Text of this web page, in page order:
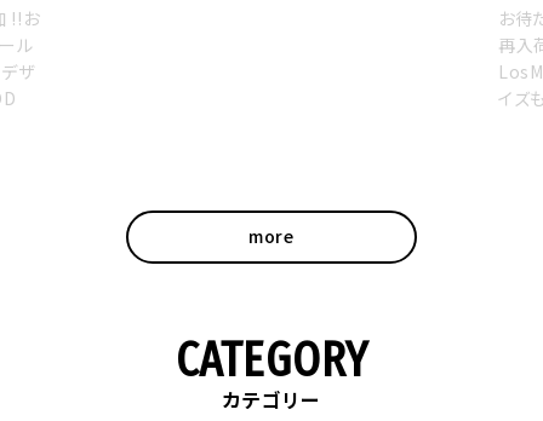
お得
得に
商品
イン
more
CATEGORY
カテゴリー